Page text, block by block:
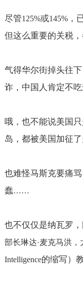
尽管125%或145%，
但这么重要的关税
气得华尔街掉头往
诈，中国人肯定不吃
哦，也不能说美国
岛，都被美国加征了
也难怪马斯克要痛
蠢……
也不仅仅是纳瓦罗
部长琳达·麦克马洪，
Intelligence的缩写）